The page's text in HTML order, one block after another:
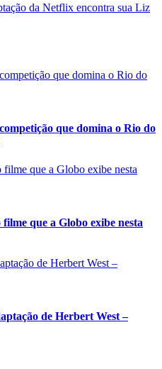
da Netflix encontra sua Liz
que domina o Rio do
que a Globo exibe nesta
de Herbert West –